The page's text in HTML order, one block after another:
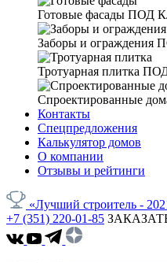
Готовые фасады ПОД
Заборы и ограждения
Тротуарная плитка
Спроектированные
Контакты
Спецпредложения
Калькулятор домов
О компании
Отзывы и рейтинги
«Лучший строитель -
+7 (351) 220-01-85